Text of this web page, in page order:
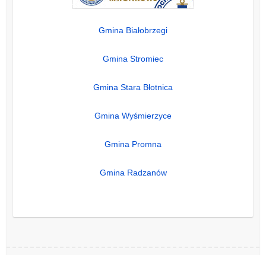
Gmina Białobrzegi
Gmina Stromiec
Gmina Stara Błotnica
Gmina Wyśmierzyce
Gmina Promna
Gmina Radzanów